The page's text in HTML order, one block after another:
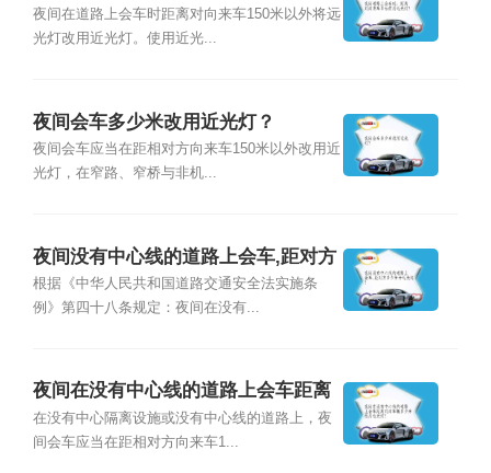
远使用近光灯？
夜间在道路上会车时距离对向来车150米以外将远
光灯改用近光灯。使用近光...
夜间会车多少米改用近光灯？
夜间会车应当在距相对方向来车150米以外改用近
光灯，在窄路、窄桥与非机...
夜间没有中心线的道路上会车,距对方
多少米开近光灯？
根据《中华人民共和国道路交通安全法实施条
例》第四十八条规定：夜间在没有...
夜间在没有中心线的道路上会车距离
对向车辆多少米改用近光灯？
在没有中心隔离设施或没有中心线的道路上，夜
间会车应当在距相对方向来车1...